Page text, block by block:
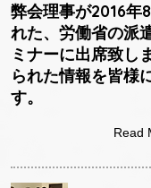
弊会理事が2016年
れた、労働省の派
ミナーに出席致し
られた情報を皆様
す。
Read